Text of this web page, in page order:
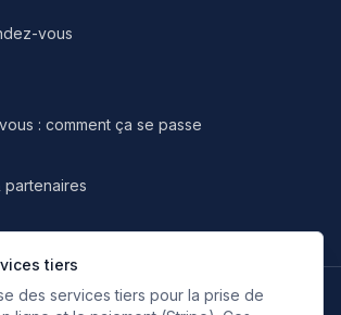
tiers
des services tiers pour la prise de
vous
: comment ça se passe
partenaires